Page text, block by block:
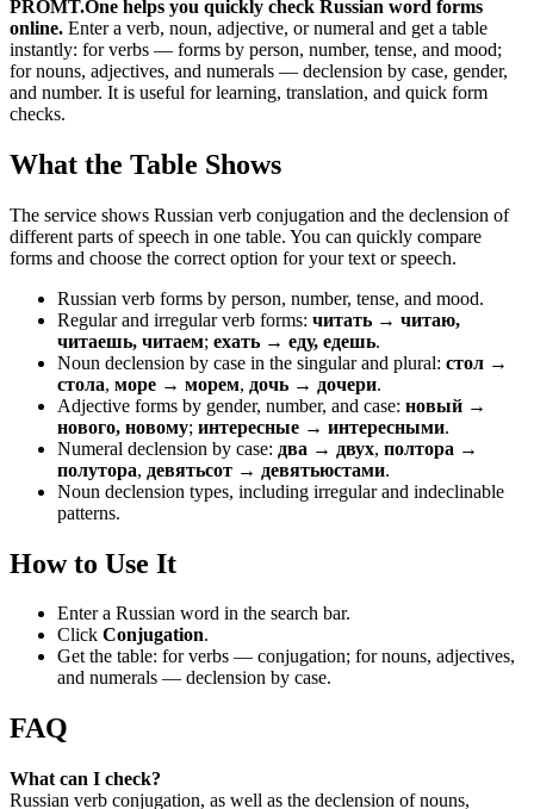
PROMT.One helps you quickly check Russian word forms
online. Enter a verb, noun, adjective, or numeral and get a table
instantly: for verbs — forms by person, number, tense, and mood;
for nouns, adjectives, and numerals — declension by case, gender,
and number. It is useful for learning, translation, and quick form
checks.
What the Table Shows
The service shows Russian verb conjugation and the declension of
different parts of speech in one table. You can quickly compare
forms and choose the correct option for your text or speech.
Russian verb forms by person, number, tense, and mood.
Regular and irregular verb forms: читать → читаю,
читаешь, читаем; ехать → еду, едешь.
Noun declension by case in the singular and plural: стол →
стола, море → морем, дочь → дочери.
Adjective forms by gender, number, and case: новый →
нового, новому; интересные → интересными.
Numeral declension by case: два → двух, полтора →
полутора, девятьсот → девятьюстами.
Noun declension types, including irregular and indeclinable
patterns.
How to Use It
Enter a Russian word in the search bar.
Click Conjugation.
Get the table: for verbs — conjugation; for nouns, adjectives,
and numerals — declension by case.
FAQ
What can I check?
Russian verb conjugation, as well as the declension of nouns,